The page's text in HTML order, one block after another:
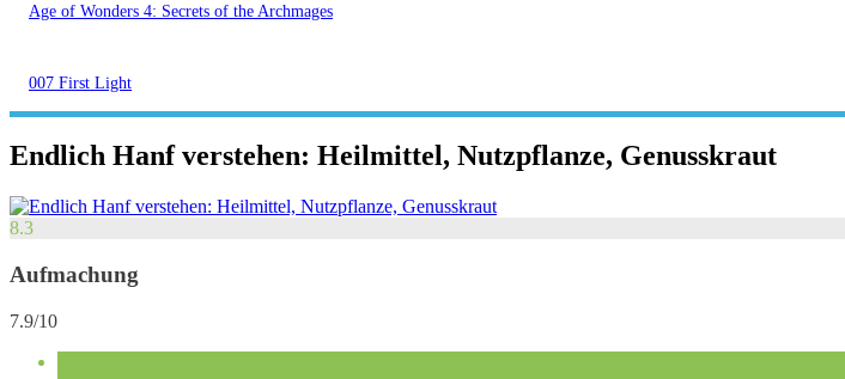
Age of Wonders 4: Secrets of the Archmages
007 First Light
Endlich Hanf verstehen: Heilmittel, Nutzpflanze, Genusskraut
8.3
Aufmachung
7.9/10